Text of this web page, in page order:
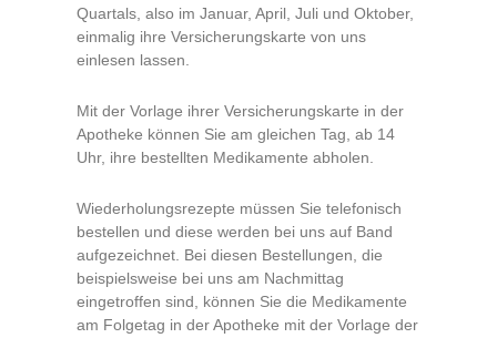
Quartals, also im Januar, April, Juli und Oktober,
einmalig ihre Versicherungskarte von uns
einlesen lassen.
Mit der Vorlage ihrer Versicherungskarte in der
Apotheke können Sie am gleichen Tag, ab 14
Uhr, ihre bestellten Medikamente abholen.
Wiederholungsrezepte müssen Sie telefonisch
bestellen und diese werden bei uns auf Band
aufgezeichnet. Bei diesen Bestellungen, die
beispielsweise bei uns am Nachmittag
eingetroffen sind, können Sie die Medikamente
am Folgetag in der Apotheke mit der Vorlage der